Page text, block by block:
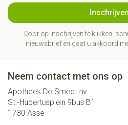
Inschrijven
Door op inschrijven te klikken,
nieuwsbrief en gaat u akkoord
Neem contact met ons op
Apotheek De Smedt nv
St.-Hubertusplein 9bus B1
1730 Asse